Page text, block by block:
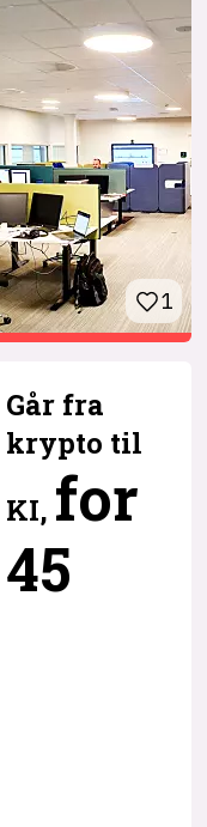
1
Går fra
krypto til
KI, for
45